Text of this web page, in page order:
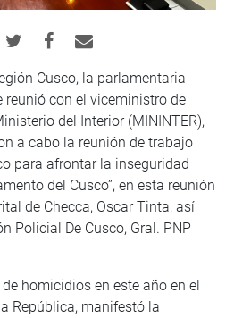
Cusco, la parlamentaria
reunió con el viceministro de
del Interior (MININTER),
a cabo la reunión de trabajo
para afrontar la inseguridad
del Cusco”, en esta reunión
de Checca, Oscar Tinta, así
Policial De Cusco, Gral. PNP
homicidios en este año en el
República, manifestó la